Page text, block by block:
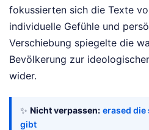
fokussierten sich die Texte
individuelle Gefühle und
Verschiebung spiegelte die
Bevölkerung zur
wider.
✨ Nicht verpassen: erased die
gibt